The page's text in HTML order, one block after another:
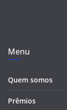
Menu
Quem somos
Prêmios